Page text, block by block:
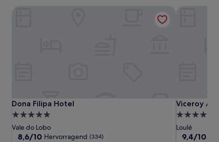
Dona
Filipa
Hotel
Dona
Filipa
Hotel
Dona Filipa Hotel
Dona Filipa Hotel
5.0-
Sterne-
Unterkunft
Vale do Lobo
8.6
8,6/10 Hervorragend (334)
Dona Filipa Hotel
Viceroy
At
Ombria
Algarve
Viceroy At
Viceroy At
5.0-
Sterne-
Unterkunft
Loulé
9.4
9,4/10
Viceroy At